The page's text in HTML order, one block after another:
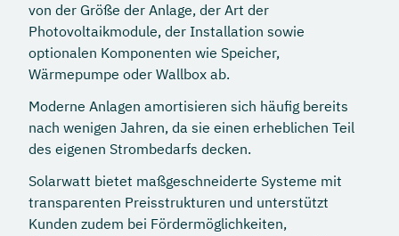
von der Größe der Anlage, der Art der
Photovoltaikmodule, der Installation sowie
optionalen Komponenten wie Speicher,
Wärmepumpe oder Wallbox ab.
Moderne Anlagen amortisieren sich häufig bereits
nach wenigen Jahren, da sie einen erheblichen Teil
des eigenen Strombedarfs decken.
Solarwatt bietet maßgeschneiderte Systeme mit
transparenten Preisstrukturen und unterstützt
Kunden zudem bei Fördermöglichkeiten,